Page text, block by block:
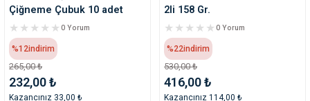
Çiğneme Çubuk 10 adet
0 Yorum
%12indirim
265,00 ₺
232,00 ₺
Kazancınız 33,00 ₺
2li 158 Gr.
0 Yorum
%22indirim
530,00 ₺
416,00 ₺
Kazancınız 114,00 ₺